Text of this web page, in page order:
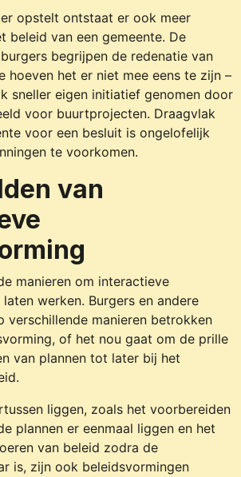
opstelt ontstaat er ook meer
beleid van een gemeente. De
begrijpen de redenatie van
hoeven het er niet mee eens te zijn –
sneller eigen initiatief genomen door
voor buurtprojecten. Draagvlak
voor een besluit is ongelofelijk
te voorkomen.
van
manieren om interactieve
werken. Burgers en andere
verschillende manieren betrokken
of het nou gaat om de prille
van plannen tot later bij het
liggen, zoals het voorbereiden
plannen er eenmaal liggen en het
van beleid zodra de
is, zijn ook beleidsvormingen